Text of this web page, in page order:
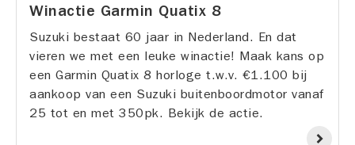
Winactie Garmin Quatix 8
Suzuki bestaat 60 jaar in Nederland. En dat
vieren we met een leuke winactie! Maak kans op
een Garmin Quatix 8 horloge t.w.v. €1.100 bij
aankoop van een Suzuki buitenboordmotor vanaf
25 tot en met 350pk. Bekijk de actie.